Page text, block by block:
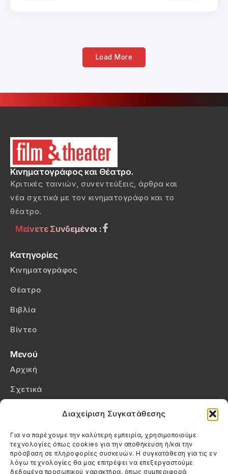
Διαχείριση Συγκατάθεσης
Για να παρέχουμε την καλύτερη εμπειρία, χρησιμοποιούμε
τεχνολογίες όπως cookies για την αποθήκευση ή/και την
πρόσβαση σε πληροφορίες συσκευών. Η συγκατάθεση για τις εν
λόγω τεχνολογίες θα μας επιτρέψει να επεξεργαστούμε
δεδομένα προσωπικού χαρακτήρα, όπως συμπεριφορά
Load More
Κινηματογράφος και Θέατρο.
Κριτικές ταινιών, συνεντεύξεις, άρθρα και
νέα σχετικά με τον κινηματογράφο και το
θέατρο.
Μείνετε Συνδεμένοι :
Κατηγορίες
Κινηματογράφος
Θέατρο
Βιβλία
Βίντεο
Μενού
Αρχική
Σχετικά
Πολιτική Cookies (ΕΕ)